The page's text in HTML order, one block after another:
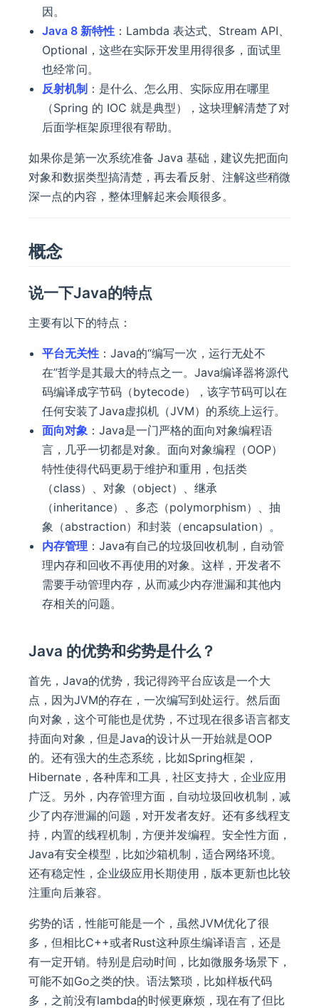
因。
Java 8 新特性 ：Lambda 表达式、Stream API、
Optional，这些在实际开发里用得很多，面试里
也经常问。
反射机制 ：是什么、怎么用、实际应用在哪里
（Spring 的 IOC 就是典型），这块理解清楚了对
后面学框架原理很有帮助。
如果你是第一次系统准备 Java 基础，建议先把面向
对象和数据类型搞清楚，再去看反射、注解这些稍微
深一点的内容，整体理解起来会顺很多。
概念
说一下Java的特点
主要有以下的特点：
平台无关性 ：Java的“编写一次，运行无处不
在”哲学是其最大的特点之一。Java编译器将源代
码编译成字节码（bytecode），该字节码可以在
任何安装了Java虚拟机（JVM）的系统上运行。
面向对象 ：Java是一门严格的面向对象编程语
言，几乎一切都是对象。面向对象编程（OOP）
特性使得代码更易于维护和重用，包括类
（class）、对象（object）、继承
（inheritance）、多态（polymorphism）、抽
象（abstraction）和封装（encapsulation）。
内存管理 ：Java有自己的垃圾回收机制，自动管
理内存和回收不再使用的对象。这样，开发者不
需要手动管理内存，从而减少内存泄漏和其他内
存相关的问题。
Java 的优势和劣势是什么？
首先，Java的优势，我记得跨平台应该是一个大
点，因为JVM的存在，一次编写到处运行。然后面
向对象，这个可能也是优势，不过现在很多语言都支
持面向对象，但是Java的设计从一开始就是OOP
的。还有强大的生态系统，比如Spring框架，
Hibernate，各种库和工具，社区支持大，企业应用
广泛。另外，内存管理方面，自动垃圾回收机制，减
少了内存泄漏的问题，对开发者友好。还有多线程支
持，内置的线程机制，方便并发编程。安全性方面，
Java有安全模型，比如沙箱机制，适合网络环境。
还有稳定性，企业级应用长期使用，版本更新也比较
注重向后兼容。
劣势的话，性能可能是一个，虽然JVM优化了很
多，但相比C++或者Rust这种原生编译语言，还是
有一定开销。特别是启动时间，比如微服务场景下，
可能不如Go之类的快。语法繁琐，比如样板代码
多，之前没有lambda的时候更麻烦，现在有了但比